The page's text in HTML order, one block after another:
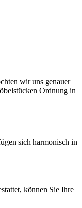
wir uns genauer
Ordnung in
sich harmonisch in
können Sie Ihre